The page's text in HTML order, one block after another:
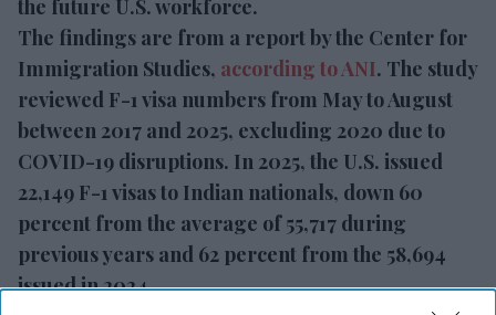
Immigration Studies,according to ANI
reviewed F-1 visa numbers from May to August
between 2017 and 2025, excluding 2020 due to
COVID-19 disruptions. In 2025, the U.S. issued
22,149 F-1 visas to Indian nationals, down 60
percent from the average of 55,717 during previous
years and 62 percent from the 58,694 issued in
2024.
"Foreign students, often with no nefarious intent
in their plan of study in the United States, are